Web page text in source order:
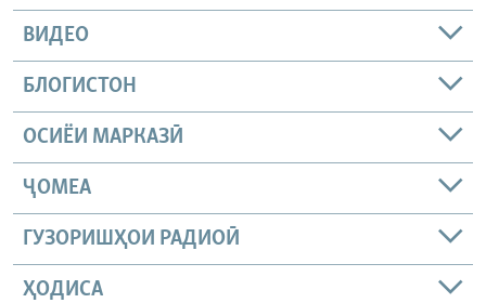
ВИДЕО
БЛОГИСТОН
ОСИЁИ МАРКАЗӢ
ҶОМEА
ГУЗОРИШҲОИ РАДИОӢ
ҲОДИСА